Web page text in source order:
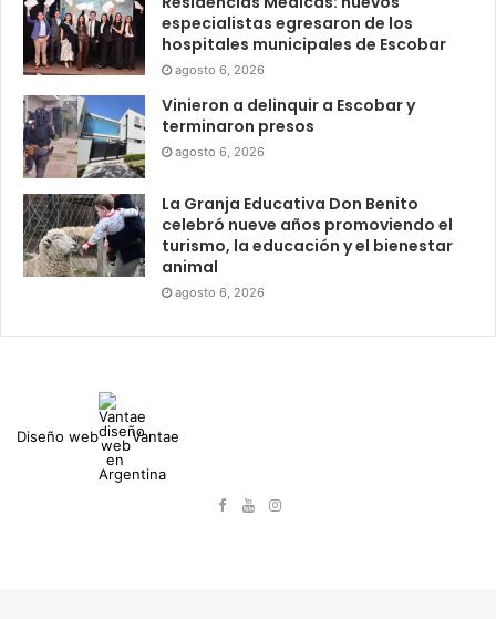
especialistas egresaron de los
hospitales municipales de Escobar
agosto 6, 2026
Vinieron a delinquir a Escobar y
terminaron presos
agosto 6, 2026
La Granja Educativa Don Benito
celebró nueve años promoviendo el
turismo, la educación y el bienestar
animal
agosto 6, 2026
Diseño web Vantae